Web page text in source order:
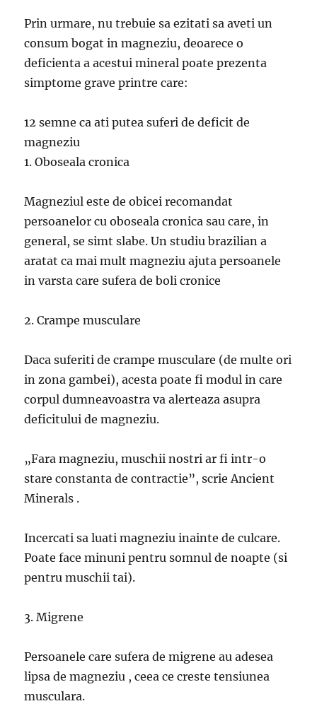
Prin urmare, nu trebuie sa ezitati sa aveti un
consum bogat in magneziu, deoarece o
deficienta a acestui mineral poate prezenta
simptome grave printre care:
12 semne ca ati putea suferi de deficit de
magneziu
1. Oboseala cronica
Magneziul este de obicei recomandat
persoanelor cu oboseala cronica sau care, in
general, se simt slabe. Un studiu brazilian a
aratat ca mai mult magneziu ajuta persoanele
in varsta care sufera de boli cronice
2. Crampe musculare
Daca suferiti de crampe musculare (de multe ori
in zona gambei), acesta poate fi modul in care
corpul dumneavoastra va alerteaza asupra
deficitului de magneziu.
„Fara magneziu, muschii nostri ar fi intr-o
stare constanta de contractie”, scrie Ancient
Minerals .
Incercati sa luati magneziu inainte de culcare.
Poate face minuni pentru somnul de noapte (si
pentru muschii tai).
3. Migrene
Persoanele care sufera de migrene au adesea
lipsa de magneziu , ceea ce creste tensiunea
musculara.